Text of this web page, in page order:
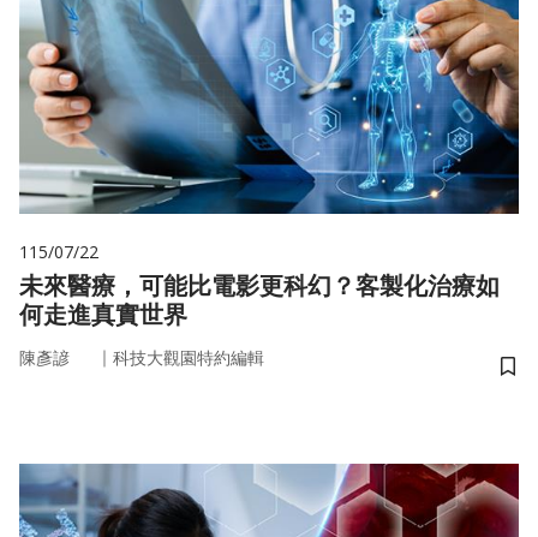
115/07/22
未來醫療，可能比電影更科幻？客製化治療如
何走進真實世界
陳彥諺 ｜ 科技大觀園特約編輯
儲